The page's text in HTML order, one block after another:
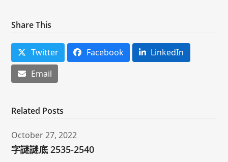
Share This
Twitter Facebook
LinkedIn
Email
Related Posts
October 27, 2022
字謎謎底 2535-2540